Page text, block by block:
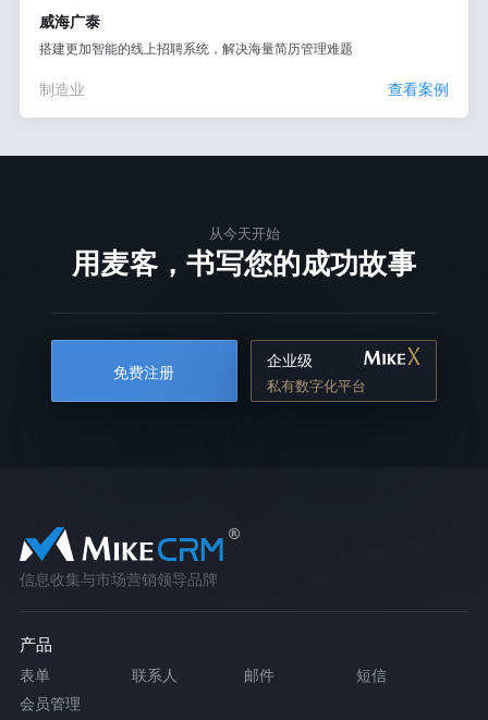
威海广泰
搭建更加智能的线上招聘系统，解决海量简历管理难题
制造业 查看案例
从今天开始
用麦客，书写您的成功故事
免费注册
企业级
私有数字化平台
信息收集与市场营销领导品牌
产品
表单 联系人 邮件
短信
会员管理